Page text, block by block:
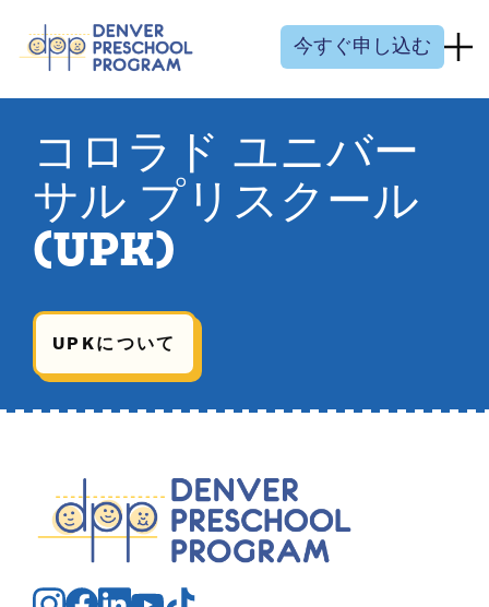
今すぐ申し込む
コロラド ユニバー
サル プリスクール
(UPK)
UPKについて